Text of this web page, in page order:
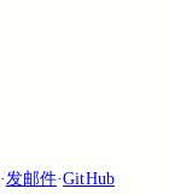
· 发邮件·GitHub